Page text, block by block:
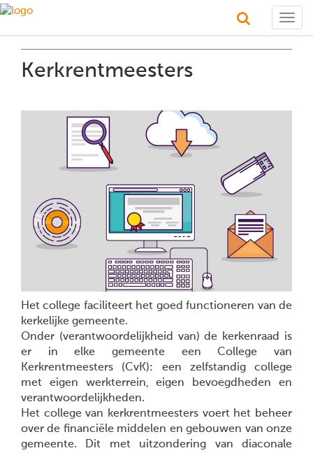
Kerkrentmeesters
Het college faciliteert het goed functioneren van de
kerkelijke gemeente.
Onder (verantwoordelijkheid van) de kerkenraad is
er in elke gemeente een College van
Kerkrentmeesters (CvK): een zelfstandig college
met eigen werkterrein, eigen bevoegdheden en
verantwoordelijkheden.
Het college van kerkrentmeesters voert het beheer
over de financiële middelen en gebouwen van onze
gemeente. Dit met uitzondering van diaconale